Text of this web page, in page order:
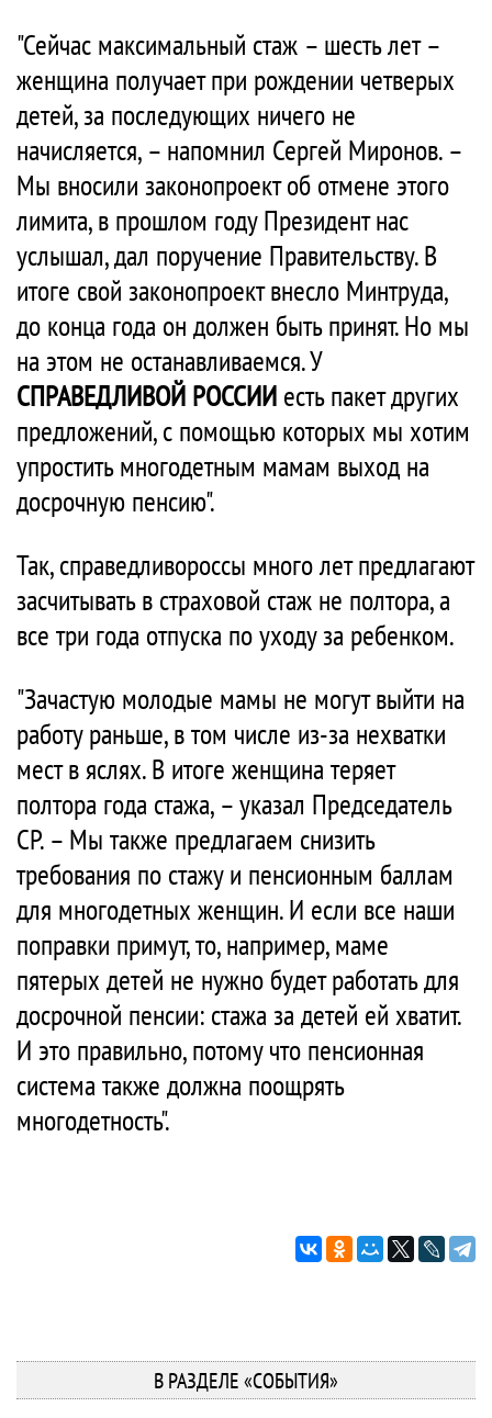
"Сейчас максимальный стаж – шесть лет –
женщина получает при рождении четверых
детей, за последующих ничего не
начисляется, – напомнил Сергей Миронов. –
Мы вносили законопроект об отмене этого
лимита, в прошлом году Президент нас
услышал, дал поручение Правительству. В
итоге свой законопроект внесло Минтруда,
до конца года он должен быть принят. Но мы
на этом не останавливаемся. У
СПРАВЕДЛИВОЙ РОССИИ есть пакет других
предложений, с помощью которых мы хотим
упростить многодетным мамам выход на
досрочную пенсию".
Так, справедливороссы много лет предлагают
засчитывать в страховой стаж не полтора, а
все три года отпуска по уходу за ребенком.
"Зачастую молодые мамы не могут выйти на
работу раньше, в том числе из-за нехватки
мест в яслях. В итоге женщина теряет
полтора года стажа, – указал Председатель
СР. – Мы также предлагаем снизить
требования по стажу и пенсионным баллам
для многодетных женщин. И если все наши
поправки примут, то, например, маме
пятерых детей не нужно будет работать для
досрочной пенсии: стажа за детей ей хватит.
И это правильно, потому что пенсионная
система также должна поощрять
многодетность".
В РАЗДЕЛЕ «СОБЫТИЯ»